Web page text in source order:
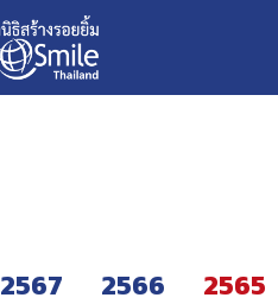
2567 2566 2565